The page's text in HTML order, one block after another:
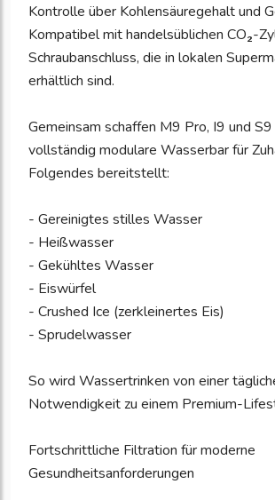
Kontrolle über Kohlensäuregehalt und
Kompatibel mit handelsüblichen CO₂-
Schraubanschluss, die in lokalen
erhältlich sind.
Gemeinsam schaffen M9 Pro, I9 und S9
vollständig modulare Wasserbar für
Folgendes bereitstellt:
- Gereinigtes stilles Wasser
- Heißwasser
- Gekühltes Wasser
- Eiswürfel
- Crushed Ice (zerkleinertes Eis)
- Sprudelwasser
So wird Wassertrinken von einer
Notwendigkeit zu einem Premium-
Fortschrittliche Filtration für moderne
Gesundheitsanforderungen